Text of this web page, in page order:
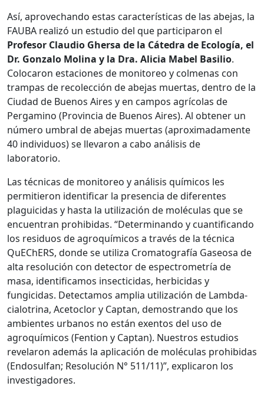
Así, aprovechando estas características de las abejas, la
FAUBA realizó un estudio del que participaron el
Profesor Claudio Ghersa de la Cátedra de Ecología, el
Dr. Gonzalo Molina y la Dra. Alicia Mabel Basilio.
Colocaron estaciones de monitoreo y colmenas con
trampas de recolección de abejas muertas, dentro de la
Ciudad de Buenos Aires y en campos agrícolas de
Pergamino (Provincia de Buenos Aires). Al obtener un
número umbral de abejas muertas (aproximadamente
40 individuos) se llevaron a cabo análisis de
laboratorio.
Las técnicas de monitoreo y análisis químicos les
permitieron identificar la presencia de diferentes
plaguicidas y hasta la utilización de moléculas que se
encuentran prohibidas. “Determinando y cuantificando
los residuos de agroquímicos a través de la técnica
QuEChERS, donde se utiliza Cromatografía Gaseosa de
alta resolución con detector de espectrometría de
masa, identificamos insecticidas, herbicidas y
fungicidas. Detectamos amplia utilización de Lambda-
cialotrina, Acetoclor y Captan, demostrando que los
ambientes urbanos no están exentos del uso de
agroquímicos (Fention y Captan). Nuestros estudios
revelaron además la aplicación de moléculas prohibidas
(Endosulfan; Resolución N° 511/11)”, explicaron los
investigadores.